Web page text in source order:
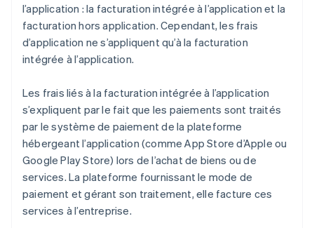
l’application : la facturation intégrée à l’application et la
facturation hors application. Cependant, les frais
d’application ne s’appliquent qu’à la facturation
intégrée à l’application.
Les frais liés à la facturation intégrée à l’application
s’expliquent par le fait que les paiements sont traités
par le système de paiement de la plateforme
hébergeant l’application (comme App Store d’Apple ou
Google Play Store) lors de l’achat de biens ou de
services. La plateforme fournissant le mode de
paiement et gérant son traitement, elle facture ces
services à l’entreprise.